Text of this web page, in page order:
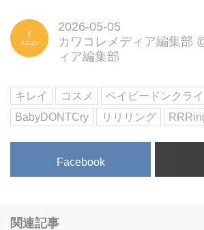
2026-05-05
カワコレメディア編集部
ィア編集部
キレイ コスメ
ベイビードンクライ
BabyDONTCry
リリリング
Facebook
関連記事